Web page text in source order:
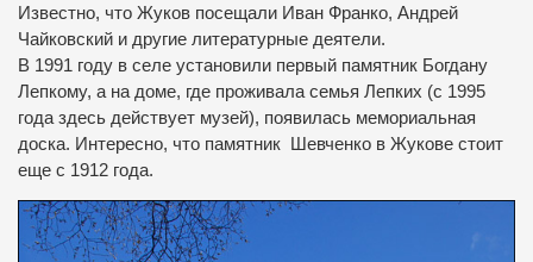
Известно, что Жуков посещали Иван Франко, Андрей
Чайковский и другие литературные деятели.
В 1991 году в селе установили первый памятник Богдану
Лепкому, а на доме, где проживала семья Лепких (с 1995
года здесь действует музей), появилась мемориальная
доска. Интересно, что памятник Шевченко в Жукове стоит
еще с 1912 года.